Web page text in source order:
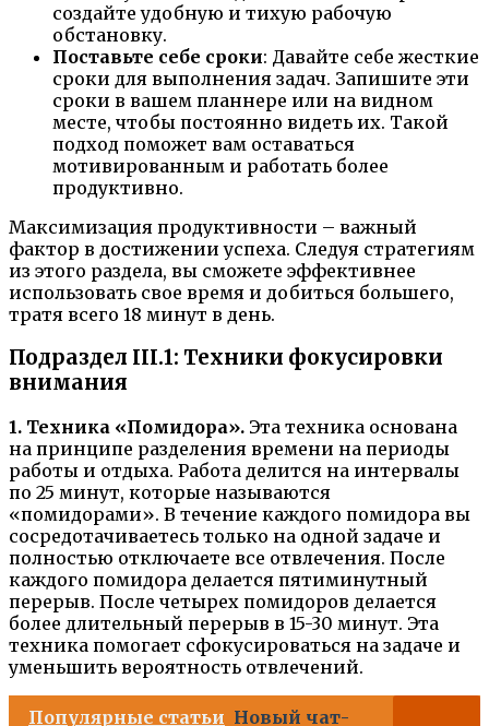
создайте удобную и тихую рабочую
обстановку.
Поставьте себе сроки: Давайте себе жесткие
сроки для выполнения задач. Запишите эти
сроки в вашем планнере или на видном
месте, чтобы постоянно видеть их. Такой
подход поможет вам оставаться
мотивированным и работать более
продуктивно.
Максимизация продуктивности – важный
фактор в достижении успеха. Следуя стратегиям
из этого раздела, вы сможете эффективнее
использовать свое время и добиться большего,
тратя всего 18 минут в день.
Подраздел III.1: Техники фокусировки
внимания
1. Техника «Помидора». Эта техника основана
на принципе разделения времени на периоды
работы и отдыха. Работа делится на интервалы
по 25 минут, которые называются
«помидорами». В течение каждого помидора вы
сосредотачиваетесь только на одной задаче и
полностью отключаете все отвлечения. После
каждого помидора делается пятиминутный
перерыв. После четырех помидоров делается
более длительный перерыв в 15-30 минут. Эта
техника помогает сфокусироваться на задаче и
уменьшить вероятность отвлечений.
Популярные статьи Новый чат-